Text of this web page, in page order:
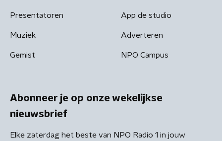
Presentatoren
Muziek
Gemist
App de studio
Adverteren
NPO Campus
Abonneer je op onze wekelijkse
nieuwsbrief
Elke zaterdag het beste van NPO Radio 1 in jouw